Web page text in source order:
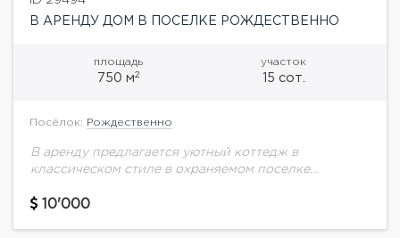
В АРЕНДУ ДОМ В ПОСЕЛКЕ РОЖДЕСТВЕННО
площадь
750 м2
участок
15 сот.
Посёлок: Рождественно
В аренду предлагается уютный коттедж в
классическом стиле в охраняемом поселке
технические помещения, комната, с/у1 этаж:
10'000